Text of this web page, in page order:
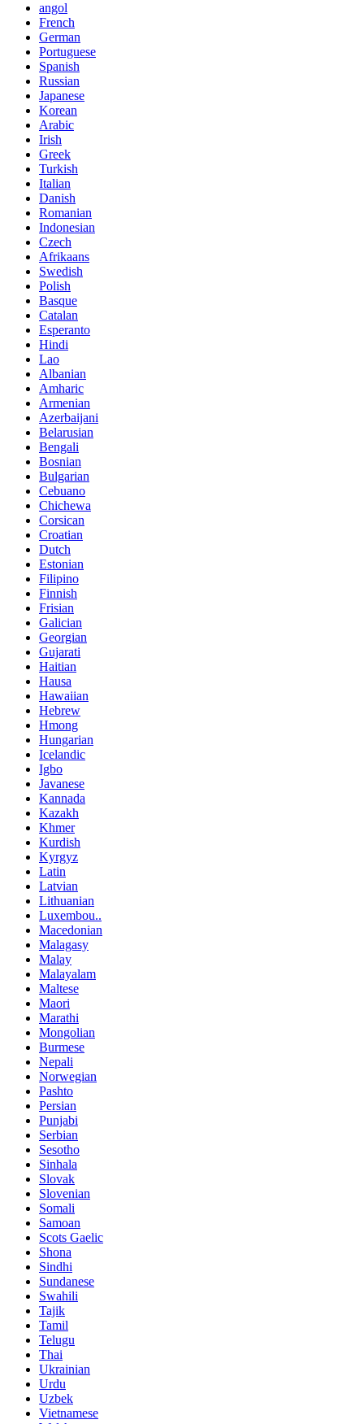
angol
French
German
Portuguese
Spanish
Russian
Japanese
Korean
Arabic
Irish
Greek
Turkish
Italian
Danish
Romanian
Indonesian
Czech
Afrikaans
Swedish
Polish
Basque
Catalan
Esperanto
Hindi
Lao
Albanian
Amharic
Armenian
Azerbaijani
Belarusian
Bengali
Bosnian
Bulgarian
Cebuano
Chichewa
Corsican
Croatian
Dutch
Estonian
Filipino
Finnish
Frisian
Galician
Georgian
Gujarati
Haitian
Hausa
Hawaiian
Hebrew
Hmong
Hungarian
Icelandic
Igbo
Javanese
Kannada
Kazakh
Khmer
Kurdish
Kyrgyz
Latin
Latvian
Lithuanian
Luxembou..
Macedonian
Malagasy
Malay
Malayalam
Maltese
Maori
Marathi
Mongolian
Burmese
Nepali
Norwegian
Pashto
Persian
Punjabi
Serbian
Sesotho
Sinhala
Slovak
Slovenian
Somali
Samoan
Scots Gaelic
Shona
Sindhi
Sundanese
Swahili
Tajik
Tamil
Telugu
Thai
Ukrainian
Urdu
Uzbek
Vietnamese